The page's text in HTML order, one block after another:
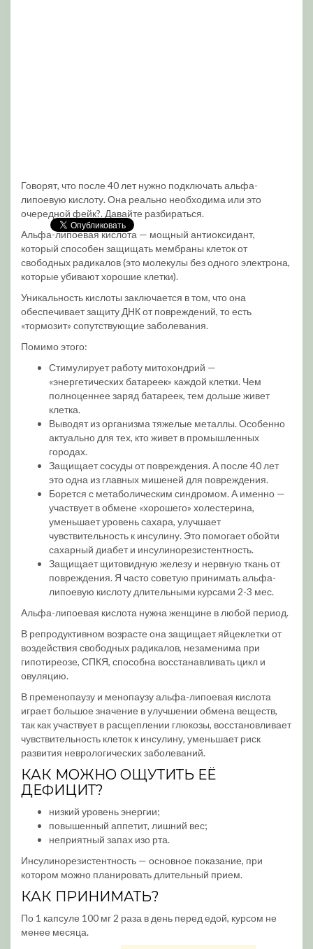
Говорят, что после 40 лет нужно подключать альфа-
липоевую кислоту. Она реально необходима или это
очередной фейк?. Давайте разбираться.
Альфа-липоевая кислота — мощный антиоксидант,
который способен защищать мембраны клеток от
свободных радикалов (это молекулы без одного электрона,
которые убивают хорошие клетки).
Уникальность кислоты заключается в том, что она
обеспечивает защиту ДНК от повреждений, то есть
«тормозит» сопутствующие заболевания.
Помимо этого:
Стимулирует работу митохондрий —
«энергетических батареек» каждой клетки. Чем
полноценнее заряд батареек, тем дольше живет
клетка.
Выводят из организма тяжелые металлы. Особенно
актуально для тех, кто живет в промышленных
городах.
Защищает сосуды от повреждения. А после 40 лет
это одна из главных мишеней для повреждения.
Борется с метаболическим синдромом. А именно —
участвует в обмене «хорошего» холестерина,
уменьшает уровень сахара, улучшает
чувствительность к инсулину. Это помогает обойти
сахарный диабет и инсулинорезистентность.
Защищает щитовидную железу и нервную ткань от
повреждения. Я часто советую принимать альфа-
липоевую кислоту длительными курсами 2-3 мес.
Альфа-липоевая кислота нужна женщине в любой период.
В репродуктивном возрасте она защищает яйцеклетки от
воздействия свободных радикалов, незаменима при
гипотиреозе, СПКЯ, способна восстанавливать цикл и
овуляцию.
В пременопаузу и менопаузу альфа-липоевая кислота
играет большое значение в улучшении обмена веществ,
так как участвует в расщеплении глюкозы, восстановливает
чувствительность клеток к инсулину, уменьшает риск
развития неврологических заболеваний.
КАК МОЖНО ОЩУТИТЬ ЕЁ
ДЕФИЦИТ?
низкий уровень энергии;
повышенный аппетит, лишний вес;
неприятный запах изо рта.
Инсулинорезистентность — основное показание, при
котором можно планировать длительный прием.
КАК ПРИНИМАТЬ?
По 1 капсуле 100 мг 2 раза в день перед едой, курсом не
менее месяца.